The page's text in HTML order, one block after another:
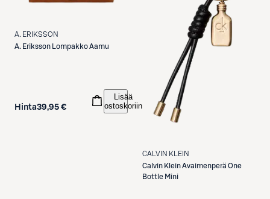
A. ERIKSSON
A. Eriksson Lompakko Aamu
Hinta39,95 €
Lisää
ostoskoriin
CALVIN KLEIN
Calvin KleinAvaimenperä One
Bottle Mini